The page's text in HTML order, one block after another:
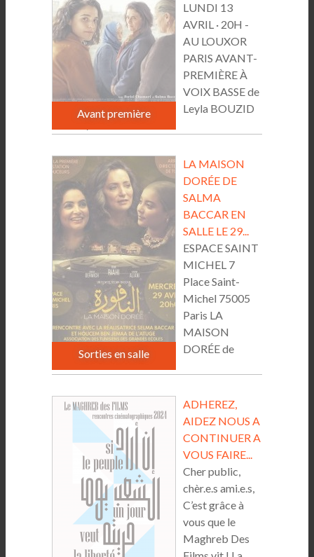
Avant première
LUNDI 13
AVRIL · 20H -
AU LOUXOR
PARIS AVANT-
PREMIÈRE À
VOIX BASSE de
Leyla BOUZID
Sorties en salle
LA MAISON
DORÉE DE
SALMA
BACCAR EN
SALLE LE 29...
ESPACE SAINT
MICHEL 7
Place Saint-
Michel 75005
Paris LA
MAISON
DORÉE de
ADHEREZ,
AIDEZ NOUS A
CONTINUER A
VOUS FAIRE...
Cher public,
chèr.e.s ami.e.s,
C’est grâce à
vous que le
Maghreb Des